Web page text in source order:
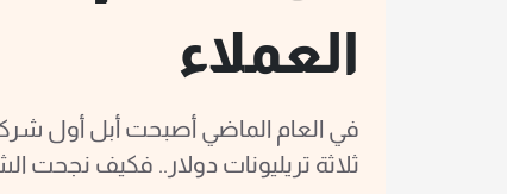
العملاء
في العام الماضي أصبحت أبل أول
ثلاثة تريليونات دولار.. فكيف نجحت